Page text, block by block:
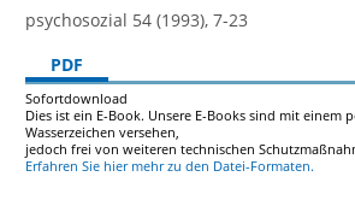
psychosozial 54 (1993), 7-23
PDF
Sofortdownload
Dies ist ein E-Book. Unsere E-Books sind mit einem
Wasserzeichen versehen,
jedoch frei von weiteren technischen
Erfahren Sie hier mehr zu den Datei-Formaten.